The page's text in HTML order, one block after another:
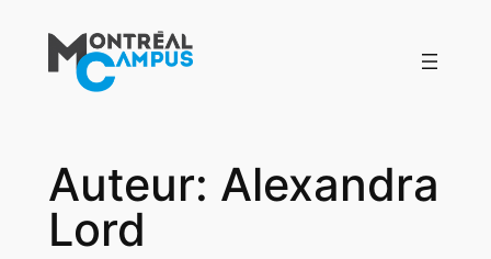
contenu
Auteur: Alexandra
Lord